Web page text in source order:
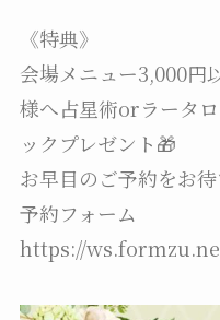
《特典》
会場メニュー3,000円
様へ占星術orラータ
ックプレゼント🎁
お早目のご予約をお
予約フォーム
https://